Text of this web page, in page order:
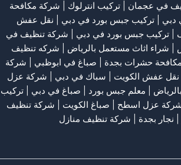
في عجمان | تركيب انترلوك | شركة مكافحة
دبي تركيب جبس بورد في دبي
نقل عفش
|تركيب جبس بورد في دبي
شركة تنظيف في
شراء اثاث مستعمل بالرياض
شركه تنظيف
حشرات بجدة صباغ في ابوظبي
شركة
نقل عفش الكويت | سباك في دبي | شركة عزل
معلم جبس بورد صباغ في دبي
تركيب
عزل اسطح صباغ الكويت
شركة تنظيف
نجار بجدة شركة تنظيف منازل